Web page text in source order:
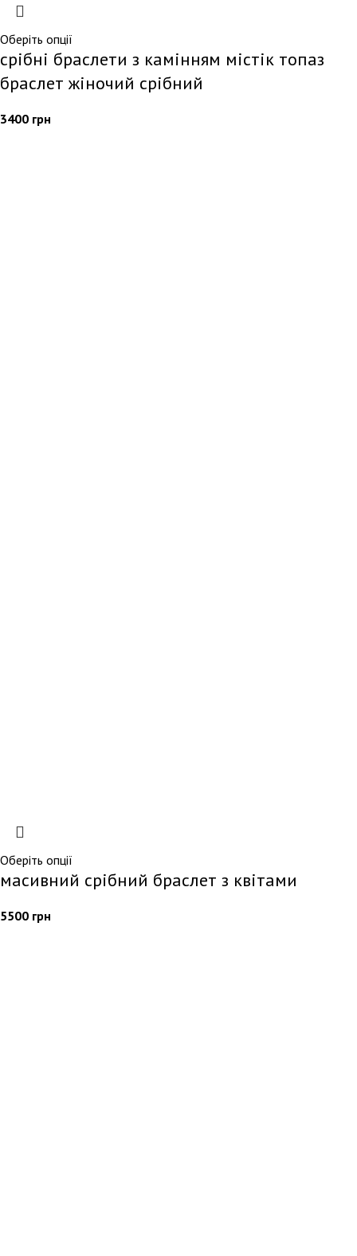
Оберіть опції
срібні браслети з камінням містік топаз
браслет жіночий срібний
3400 грн
Оберіть опції
масивний срібний браслет з квітами
5500 грн